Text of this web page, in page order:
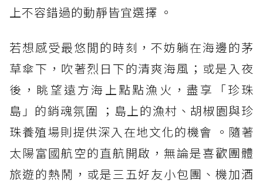
上不容錯過的動靜皆宜選擇 。
若想感受最悠閒的時刻，不妨躺在海邊的茅
草傘下，吹著烈日下的清爽海風；或是入夜
後，眺望遠方海上點點漁火，盡享「珍珠
島」的銷魂氛圍 ；島上的漁村、胡椒園與珍
珠養殖場則提供深入在地文化的機會 。隨著
太陽富國航空的直航開啟，無論是喜歡團體
旅遊的熱鬧，或是三五好友小包團、機加酒